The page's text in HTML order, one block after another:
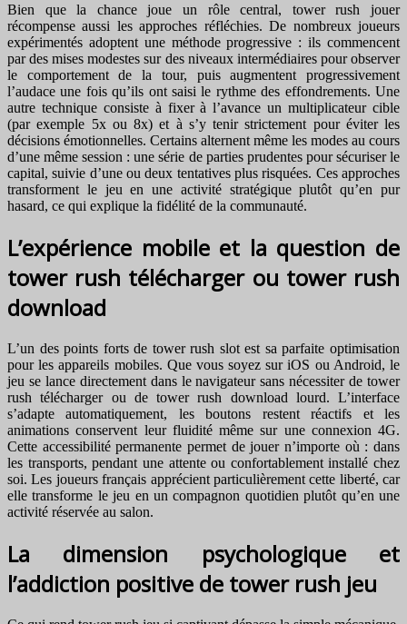
Bien que la chance joue un rôle central, tower rush jouer
récompense aussi les approches réfléchies. De nombreux joueurs
expérimentés adoptent une méthode progressive : ils commencent
par des mises modestes sur des niveaux intermédiaires pour observer
le comportement de la tour, puis augmentent progressivement
l’audace une fois qu’ils ont saisi le rythme des effondrements. Une
autre technique consiste à fixer à l’avance un multiplicateur cible
(par exemple 5x ou 8x) et à s’y tenir strictement pour éviter les
décisions émotionnelles. Certains alternent même les modes au cours
d’une même session : une série de parties prudentes pour sécuriser le
capital, suivie d’une ou deux tentatives plus risquées. Ces approches
transforment le jeu en une activité stratégique plutôt qu’en pur
hasard, ce qui explique la fidélité de la communauté.
L’expérience mobile et la question de
tower rush télécharger ou tower rush
download
L’un des points forts de tower rush slot est sa parfaite optimisation
pour les appareils mobiles. Que vous soyez sur iOS ou Android, le
jeu se lance directement dans le navigateur sans nécessiter de tower
rush télécharger ou de tower rush download lourd. L’interface
s’adapte automatiquement, les boutons restent réactifs et les
animations conservent leur fluidité même sur une connexion 4G.
Cette accessibilité permanente permet de jouer n’importe où : dans
les transports, pendant une attente ou confortablement installé chez
soi. Les joueurs français apprécient particulièrement cette liberté, car
elle transforme le jeu en un compagnon quotidien plutôt qu’en une
activité réservée au salon.
La dimension psychologique et
l’addiction positive de tower rush jeu